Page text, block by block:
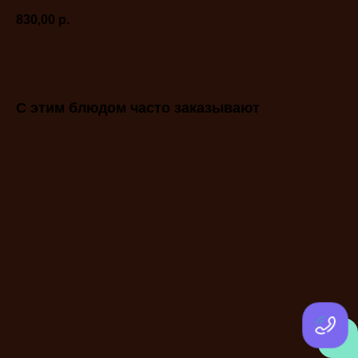
830,00 р.
С этим блюдом часто заказывают